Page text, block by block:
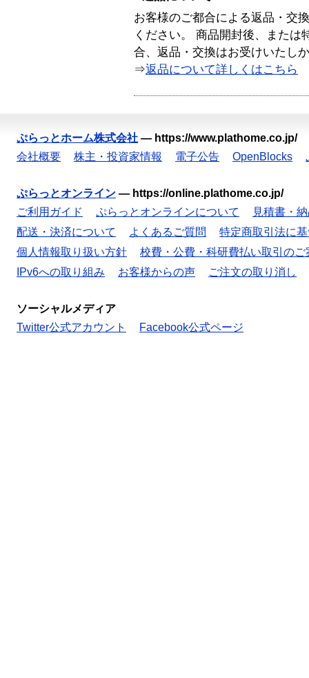
お客様のご都合による返品・交
ください。 商品開封後、または
合、返品・交換はお受けいたし
⇒返品について詳しくはこちら
ぷらっとホーム株式会社 — https://www.plathome.co.jp/
会社概要
株主・投資家情報 電子公告 OpenBlocks
ぷらっとオンライン — https://online.plathome.co.jp/
ご利用ガイド
ぷらっとオンラインについて
見積書・
配送・決済について
よくあるご質問
特定商取引法に
個人情報取り扱い方針
校費・公費・科研費払い取引のご
IPv6への取り組み
お客様からの声 ご注文の取り消し
ソーシャルメディア
Twitter公式アカウント
Facebook公式ページ